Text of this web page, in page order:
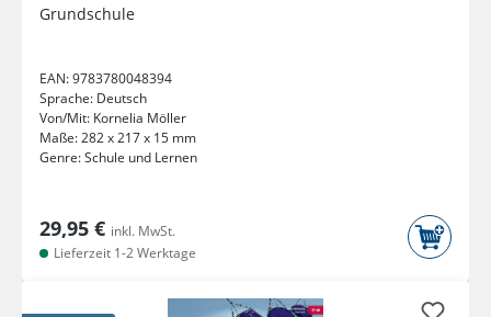
Grundschule
EAN:9783780048394
Sprache: Deutsch
Von/Mit: Kornelia Möller
Maße:282 x 217 x 15 mm
Genre:Schule und Lernen
29,95 € inkl. MwSt.
Lieferzeit 1-2 Werktage